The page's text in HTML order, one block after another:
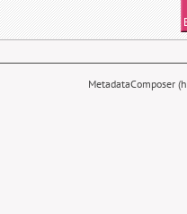
MetadataComposer